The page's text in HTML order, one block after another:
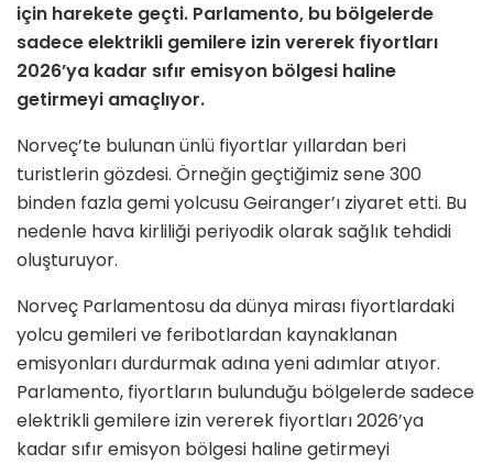
için harekete geçti. Parlamento, bu bölgelerde
sadece elektrikli gemilere izin vererek fiyortları
2026’ya kadar sıfır emisyon bölgesi haline
getirmeyi amaçlıyor.
Norveç’te bulunan ünlü fiyortlar yıllardan beri
turistlerin gözdesi. Örneğin geçtiğimiz sene 300
binden fazla gemi yolcusu Geiranger’ı ziyaret etti. Bu
nedenle hava kirliliği periyodik olarak sağlık tehdidi
oluşturuyor.
Norveç Parlamentosu da dünya mirası fiyortlardaki
yolcu gemileri ve feribotlardan kaynaklanan
emisyonları durdurmak adına yeni adımlar atıyor.
Parlamento, fiyortların bulunduğu bölgelerde sadece
elektrikli gemilere izin vererek fiyortları 2026’ya
kadar sıfır emisyon bölgesi haline getirmeyi